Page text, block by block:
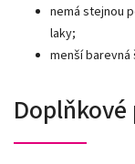
nemá stejnou
laky;
menší barevná